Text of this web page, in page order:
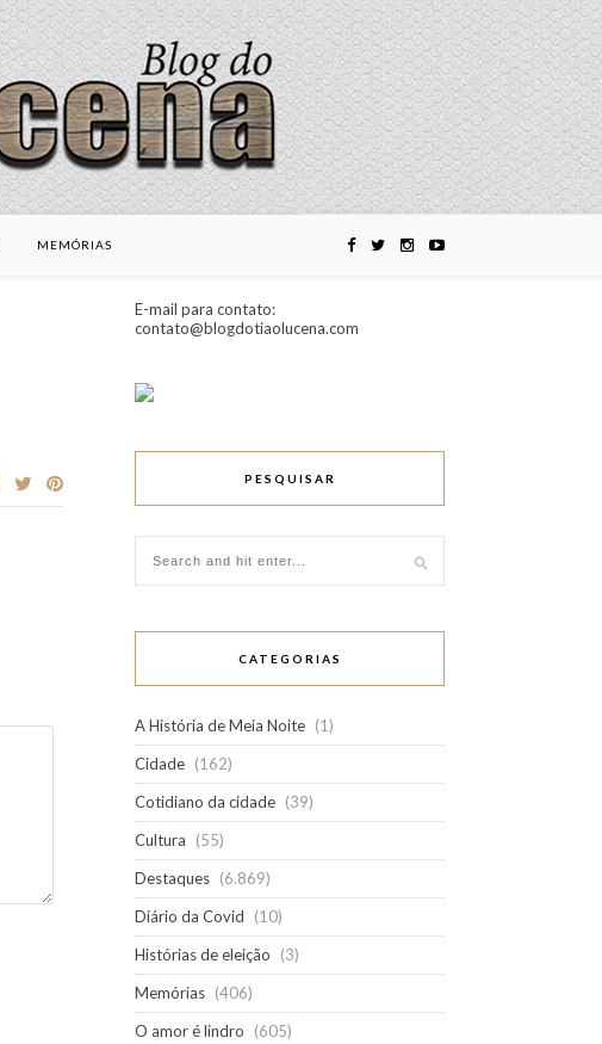
MEMÓRIAS
E-mail para contato:
contato@blogdotiaolucena.com
PESQUISAR
CATEGORIAS
A História de Meia Noite (1)
Cidade (162)
Cotidiano da cidade (39)
Cultura
(55)
Destaques (6.869)
Diário da Covid
(10)
Histórias de eleição
(3)
Memórias (406)
O amor é lindro
(605)